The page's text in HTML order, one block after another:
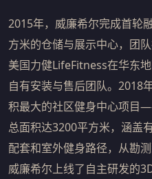
2015年，威廉希尔完成首轮
方米的仓储与展示中心，团
美国力健LifeFitness在华东
自有安装与售后团队。2018
积最大的社区健身中心项目
总面积达3200平方米，涵盖
配套和室外健身路径，从勘
威廉希尔上线了自主研发的